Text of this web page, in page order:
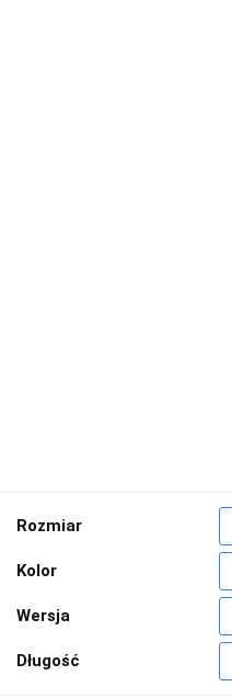
Rozmiar
Kolor
Wersja
Długość